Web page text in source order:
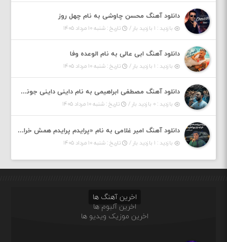
دانلود آهنگ محسن چاوشی به نام چهل روز
بازدید : ۱ بازدید بار / تاریخ : شنبه ۱۰ مرداد ۱۴۰۵
دانلود آهنگ ابی عالی به نام الوعده وفا
بازدید : ۱ بازدید بار / تاریخ : شنبه ۱۰ مرداد ۱۴۰۵
دانلود آهنگ مصطفی ابراهیمی به نام داینی داینی جونم قربون پنج تیر پرونم
بازدید : ۰ بازدید بار / تاریخ : شنبه ۱۰ مرداد ۱۴۰۵
دانلود آهنگ امیر غلامی به نام «پرایدم پرایدم همش خرابه یار نیو کنارم دیگه پولی نداروم (ریمیکس اینستاگرام)»
بازدید : ۱ بازدید بار / تاریخ : شنبه ۱۰ مرداد ۱۴۰۵
اخرین آهنگ ها
اخرین آلبوم ها
اخرین موزیک ویدیو ها